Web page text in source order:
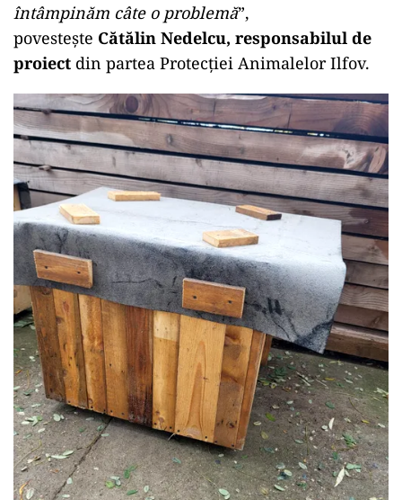
întâmpinăm câte o problemă”,
povestește Cătălin Nedelcu, responsabilul de
proiect din partea Protecției Animalelor Ilfov.